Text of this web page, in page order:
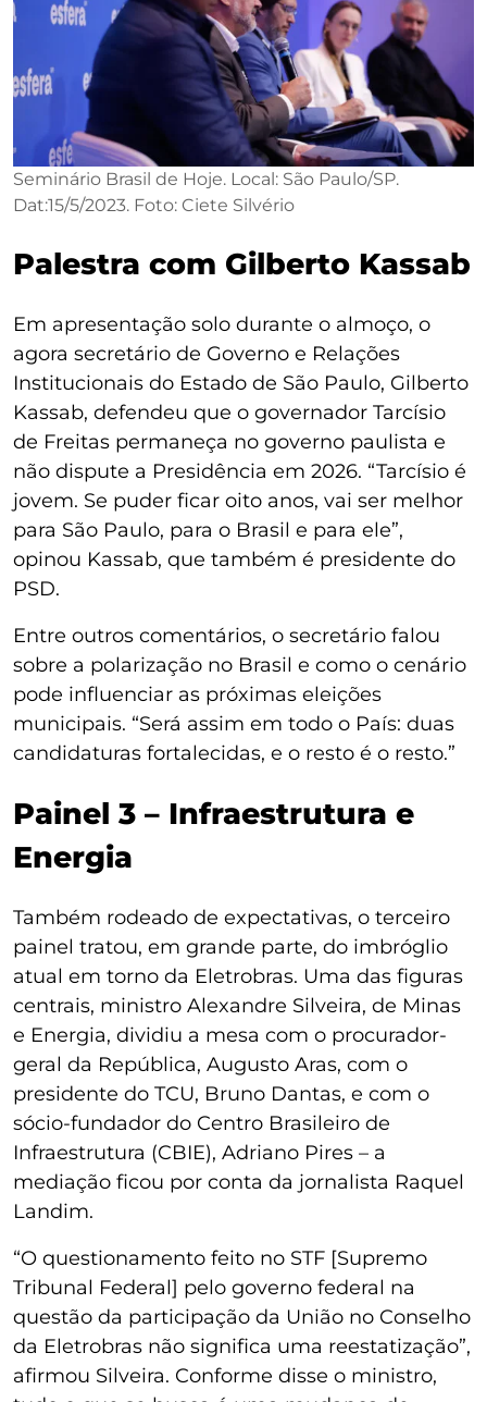
Seminário Brasil de Hoje. Local: São Paulo/SP.
Dat:15/5/2023. Foto: Ciete Silvério
Palestra com Gilberto Kassab
Em apresentação solo durante o almoço, o
agora secretário de Governo e Relações
Institucionais do Estado de São Paulo, Gilberto
Kassab, defendeu que o governador Tarcísio
de Freitas permaneça no governo paulista e
não dispute a Presidência em 2026. “Tarcísio é
jovem. Se puder ficar oito anos, vai ser melhor
para São Paulo, para o Brasil e para ele”,
opinou Kassab, que também é presidente do
PSD.
Entre outros comentários, o secretário falou
sobre a polarização no Brasil e como o cenário
pode influenciar as próximas eleições
municipais. “Será assim em todo o País: duas
candidaturas fortalecidas, e o resto é o resto.”
Painel 3 – Infraestrutura e
Energia
Também rodeado de expectativas, o terceiro
painel tratou, em grande parte, do imbróglio
atual em torno da Eletrobras. Uma das figuras
centrais, ministro Alexandre Silveira, de Minas
e Energia, dividiu a mesa com o procurador-
geral da República, Augusto Aras, com o
presidente do TCU, Bruno Dantas, e com o
sócio-fundador do Centro Brasileiro de
Infraestrutura (CBIE), Adriano Pires – a
mediação ficou por conta da jornalista Raquel
Landim.
“O questionamento feito no STF [Supremo
Tribunal Federal] pelo governo federal na
questão da participação da União no Conselho
da Eletrobras não significa uma reestatização”,
afirmou Silveira. Conforme disse o ministro,